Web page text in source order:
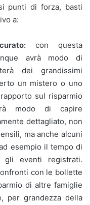
punti di forza, basti
a:
con questa
avrà modo di
dei grandissimi
un mistero o uno
sul risparmio
modo di capire
dettagliato, non
ma anche alcuni
esempio il tempo di
eventi registrati.
con le bollette
di altre famiglie
per grandezza della